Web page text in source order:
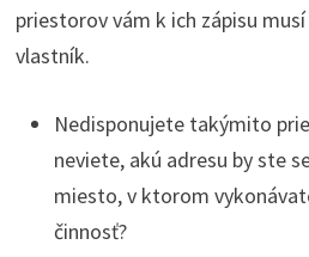
priestorov vám k ich zápisu
vlastník.
Nedisponujete takýmito
neviete, akú adresu by ste
miesto, v ktorom
činnosť?